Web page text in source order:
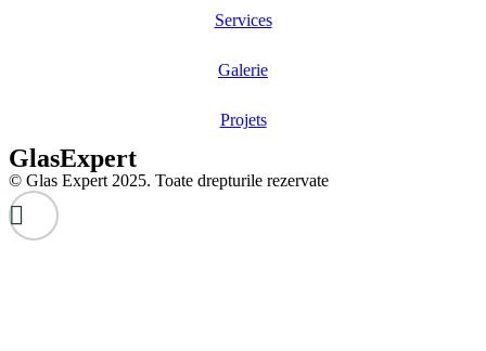
Services
Galerie
Projets
GlasExpert
© Glas Expert 2025. Toate drepturile rezervate